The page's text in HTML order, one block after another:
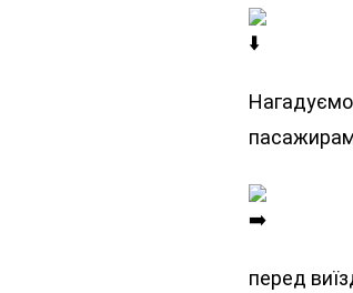
перед